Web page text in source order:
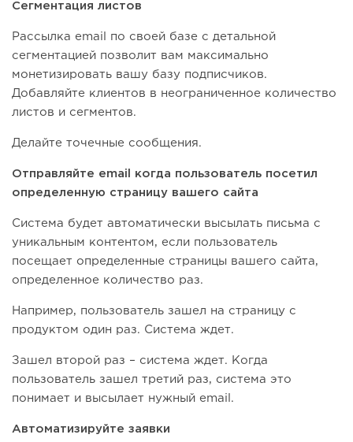
Сегментация листов
Рассылка email по своей базе с детальной
сегментацией позволит вам максимально
монетизировать вашу базу подписчиков.
Добавляйте клиентов в неограниченное количество
листов и сегментов.
Делайте точечные сообщения.
Отправляйте email когда пользователь посетил
определенную страницу вашего сайта
Система будет автоматически высылать письма с
уникальным контентом, если пользователь
посещает определенные страницы вашего сайта,
определенное количество раз.
Например, пользователь зашел на страницу с
продуктом один раз. Система ждет.
Зашел второй раз – система ждет. Когда
пользователь зашел третий раз, система это
понимает и высылает нужный email.
Автоматизируйте заявки